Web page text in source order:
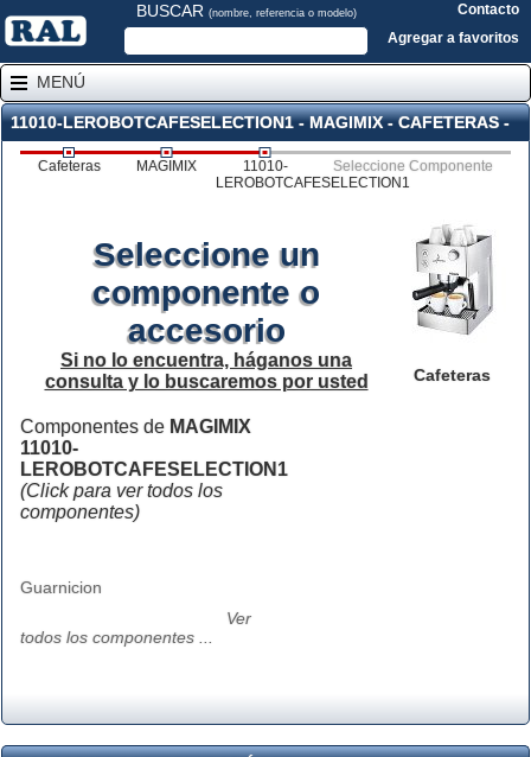
BUSCAR (nombre, referencia o modelo)
Contacto
Agregar a favoritos
MENÚ
11010-LEROBOTCAFESELECTION1 - MAGIMIX - CAFETERAS -
Cafeteras MAGIMIX
11010-
LEROBOTCAFESELECTION1
Seleccione Componente
Cafeteras
Seleccione un
componente o
accesorio
Si no lo encuentra, háganos una
consulta y lo buscaremos por usted
Componentes de MAGIMIX
11010-
LEROBOTCAFESELECTION1
(Click para ver todos los
componentes)
Guarnicion
Ver
todos los componentes ...